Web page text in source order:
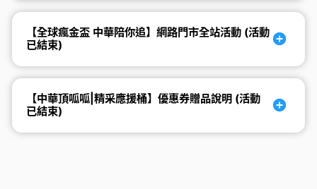
【全球瘋金盃 中華陪你追】網路門市全站活動 (活動
已結束)
【中華頂呱呱|精采應援桶】優惠券贈品說明 (活動
已結束)